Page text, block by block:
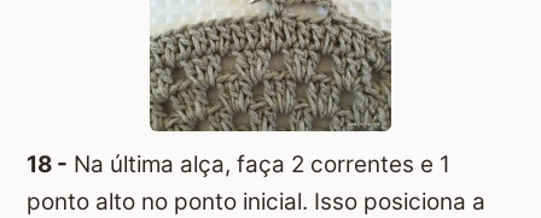
18 - Na última alça, faça 2 correntes e 1
ponto alto no ponto inicial. Isso posiciona a